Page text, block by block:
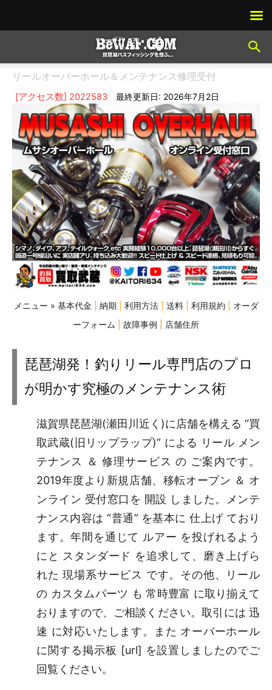
リールオーバーホール＆メンテナンス修理受付
[アクセス数] 2022583 最終更新日: 2026年7月2日
メニュー » 基本代金 納期 利用方法 送料 利用規約
オーダ
ーフォーム
故障事例 店舗住所
琵琶湖発！釣りリール専門店のプロ
が明かす究極のメンテナンス術
滋賀県琵琶湖(瀬田川近く)に店舗を構える “買
取武蔵(旧リップラップ)” による リール メン
テナンス ＆ 修理サービス の ご案内です。
2019年度より新規店舗、移転オープン ＆ オ
ンライン 受付窓口を 開設 しました。メンテ
ナンス内容は “普通” を基本に 仕上げ ており
ます。年間を通じて ルアー を投げれるよう
にと スタンダード を追求して、磨き上げら
れた 現場系サービス です。その他、リール
の カスタムパーツ も 常時豊富 に取り揃えて
おりますので、ご相談ください。取引には 迅
速 に対応いたします。また オーバーホール
に関する掲示板 [url] を設置しましたのでご
回覧ください。